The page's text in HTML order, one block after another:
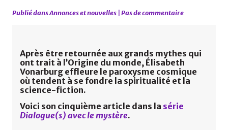
Publié dansAnnonces et nouvelles Pas de commentaire
Après être retournée aux grands mythes qui
ont trait à l’Origine du monde, Élisabeth
Vonarburg effleure le paroxysme cosmique
où tendent à se fondre la spiritualité et la
science-fiction.
Voici son cinquième article dans la série
Dialogue(s) avec le mystère.